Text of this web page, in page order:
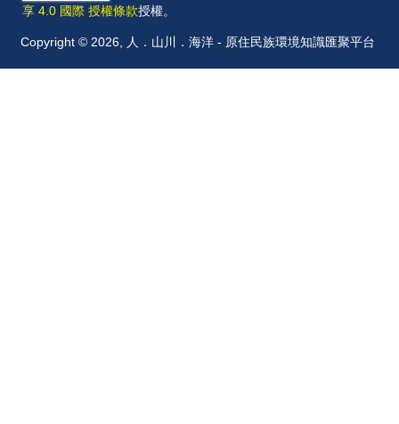
享 4.0 國際 授權條款授權。
Copyright © 2026, 人．山川．海洋 - 原住民族環境知識匯聚平台